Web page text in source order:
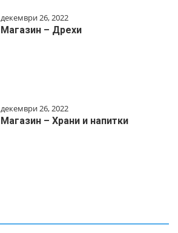
декември 26, 2022
Магазин – Дрехи
декември 26, 2022
Магазин – Храни и напитки